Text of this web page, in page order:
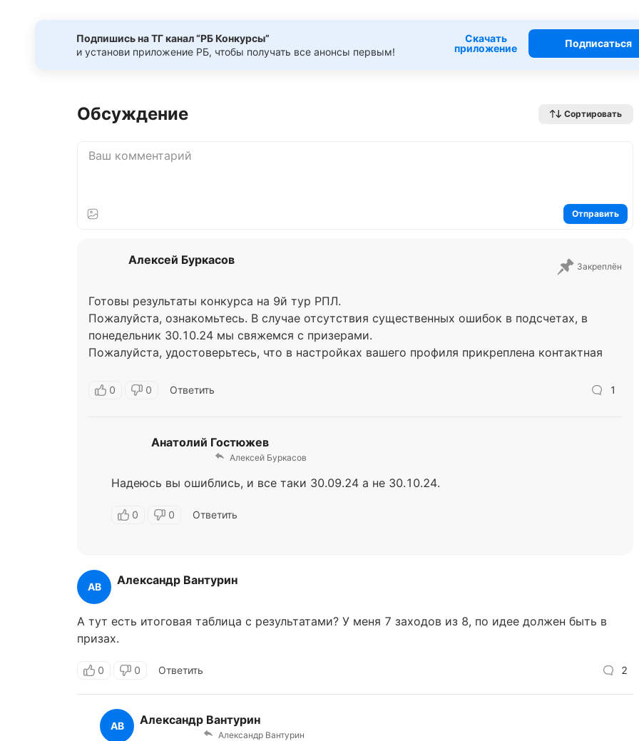
Подпишись на ТГ канал “РБ Конкурсы”
и установи приложение РБ, чтобы получать все анонсы первым!
Подписаться
Скачать
приложение
Обсуждение Сортировать
Отправить
Алексей Буркасов Закреплён
Готовы результаты конкурса на 9й тур РПЛ.
Пожалуйста, ознакомьтесь. В случае отсутствия существенных ошибок в подсчетах, в
понедельник 30.10.24 мы свяжемся с призерами.
Пожалуйста, удостоверьтесь, что в настройках вашего профиля прикреплена контактная
0 0 Ответить 1
Анатолий Гостюжев
Алексей Буркасов
Надеюсь вы ошиблись, и все таки 30.09.24 а не 30.10.24.
0 0 Ответить
АВ Александр Вантурин
А тут есть итоговая таблица с результатами? У меня 7 заходов из 8, по идее должен быть в
призах.
0 0 Ответить 2
АВ Александр Вантурин
Александр Вантурин